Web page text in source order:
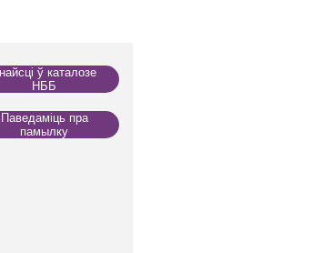
ў каталозе
НББ
Паведаміць пра
памылку